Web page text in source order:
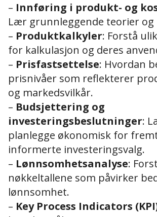
– Innføring i produkt- og
Lær grunnleggende teorier
– Produktkalkyler: Forstå
for kalkulasjon og deres
– Prisfastsettelse: Hvordan
prisnivåer som reflekterer
og markedsvilkår.
– Budsjettering og
investeringsbeslutninger:
planlegge økonomisk for
informerte investeringsvalg.
– Lønnsomhetsanalyse:
nøkkeltallene som påvirker
lønnsomhet.
– Key Process Indicators